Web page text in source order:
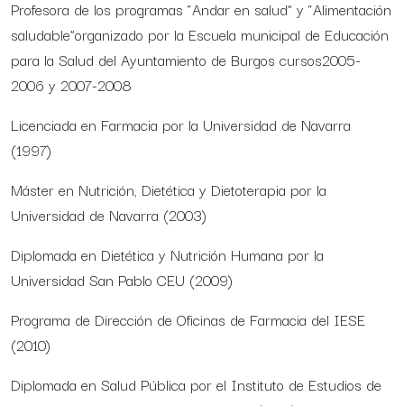
Profesora de los programas “Andar en salud” y “Alimentación
saludable”organizado por la Escuela municipal de Educación
para la Salud del Ayuntamiento de Burgos cursos2005-
2006 y 2007-2008
Licenciada en Farmacia por la Universidad de Navarra
(1997)
Máster en Nutrición, Dietética y Dietoterapia por la
Universidad de Navarra (2003)
Diplomada en Dietética y Nutrición Humana por la
Universidad San Pablo CEU (2009)
Programa de Dirección de Oficinas de Farmacia del IESE
(2010)
Diplomada en Salud Pública por el Instituto de Estudios de